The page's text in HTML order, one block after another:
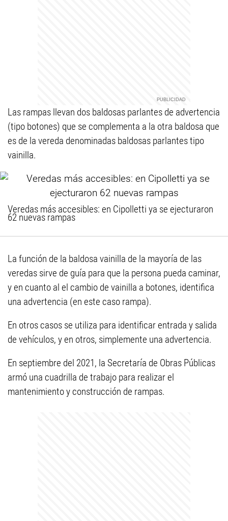
Las rampas llevan dos baldosas parlantes de advertencia
(tipo botones) que se complementa a la otra baldosa que
es de la vereda denominadas baldosas parlantes tipo
vainilla.
Veredas más accesibles: en Cipolletti ya se ejecturaron
62 nuevas rampas
La función de la baldosa vainilla de la mayoría de las
veredas sirve de guía para que la persona pueda caminar,
y en cuanto al el cambio de vainilla a botones, identifica
una advertencia (en este caso rampa).
En otros casos se utiliza para identificar entrada y salida
de vehículos, y en otros, simplemente una advertencia.
En septiembre del 2021, la Secretaría de Obras Públicas
armó una cuadrilla de trabajo para realizar el
mantenimiento y construcción de rampas.